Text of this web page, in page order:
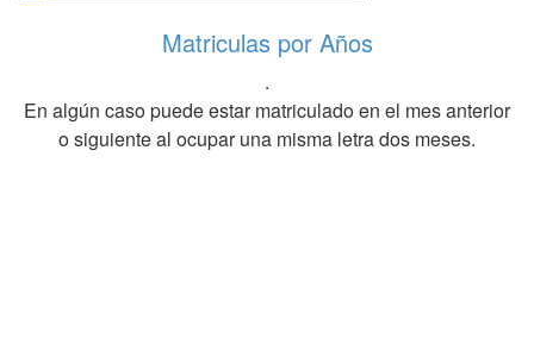
Matriculas por Años
.
En algún caso puede estar matriculado en el mes anterior
o siguiente al ocupar una misma letra dos meses.